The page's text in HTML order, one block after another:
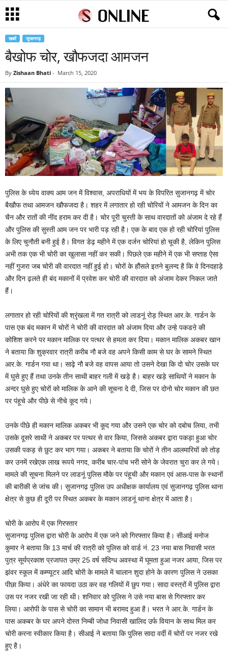
खबरें सुजानगढ़
बैखोफ चोर, खौफजदा आमजन
By Zishaan Bhati - March 15, 2020
पुलिस के ध्येय वाक्य आम जन में विश्वास, अपराधियों में भय के विपरित सुजानगढ़ में चोर
बैखौफ तथा आमजन खौफजदा है। शहर में लगातार हो रही चोरियों ने आमजन के दिन का
चैन और रातों की नींद हराम कर दी है। चोर पूरी चुस्ती के साथ वारदातों को अंजाम दे रहे हैं
और पुलिस की सुस्ती आम जन पर भारी पड़ रही है। एक के बाद एक हो रही चोरियां पुलिस
के लिए चुनौती बनी हुई है। विगत डेढ़ महीने में एक दर्जन चोरियां हो चूकी है, लेकिन पुलिस
अभी तक एक भी चोरी का खुलासा नहीं कर सकी। पिछले एक महीने में एक भी सप्ताह ऐसा
नहीं गुजरा जब चोरी की वारदात नहीं हुई हो। चोरों के हौंसले इतने बुलन्द है कि वे दिनदहाड़े
और दिन ढ़लते ही बंद मकानों में प्रवेश कर चोरी की वारदात को अंजाम देकर निकल जाते
हैं।
लगातार हो रही चोरियों की श्रृंखला में गत रात्री को लाडनूं रोड़ स्थित आर.के. गार्डन के
पास एक बंद मकान में चोरों ने चोरी की वारदात को अंजाम दिया और उन्हे पकडऩे की
कोशिश करने पर मकान मालिक पर पत्थर से हमला कर दिया। मकान मालिक अकबर खान
ने बताया कि शुक्रवार रात्री करीब नौ बजे वह अपने किसी काम से घर के सामने स्थित
आर.के. गार्डन गया था। साढ़े नौ बजे वह वापस आया तो उसने देखा कि दो चोर उसके घर
में घुसे हुए हैं तथा उनके तीन साथी बाहर गली में खड़े है। बाहर खड़े साथियों ने मकान के
अन्दर घुसे हुए चोरों को मालिक के आने की सूचना दे दी, जिस पर दोनो चोर मकान की छत
पर पंहूचे और पीछे से नीचे कूद गये।
उनके पीछे ही मकान मालिक अकबर भी कूद गया और उसने एक चोर को दबोच लिया, तभी
उसके दूसरे साथी ने अकबर पर पत्थर से वार किया, जिससे अकबर द्वारा पकड़ा हुआ चोर
उसकी पकड़ से छुट कर भाग गया। अकबर ने बताया कि चोरों ने तीन आलमारियों को तोड़
कर उनमें रखेएक लाख रूपये नगद, करीब चार-पांच भरी सोने के जेवरात चुरा कर ले गये।
मामले की सूचना मिलने पर लाडनूं पुलिस मौके पर पंहूची और मकान एवं आस-पास के स्थानों
की बारीकी से जांच की। सुजानगढ़ पुलिस उप अधीक्षक कार्यालय एवं सुजानगढ़ पुलिस थाना
क्षेत्र से कुछ ही दूरी पर स्थित अकबर के मकान लाडनूं थाना क्षेत्र में आता है।
चोरी के आरोप में एक गिरफ्तार
सुजानगढ़ पुलिस द्वारा चोरी के आरोप में एक जने को गिरफ्तार किया है। सीआई मनोज
कुमार ने बताया कि 13 मार्च की रात्री को पुलिस को वार्ड नं. 23 नया बास निवासी भरत
पुत्र सूर्यप्रकाश प्रजापत उम्र 25 वर्ष संदिग्ध अवस्था में घूमता हुआ नजर आया, जिस पर
झंवर स्कूल में कम्प्यूटर आदि चोरी के मामले में चालान शुदा होने के कारण पुलिस ने उसका
पीछा किया। अंधेरे का फायदा उठा कर वह गलियों में छुप गया। सादा वस्त्रों में पुलिस द्वारा
उस पर नजर रखी जा रही थी। शनिवार को पुलिस ने उसे नया बास से गिरफ्तार कर
लिया। आरोपी के पास से चोरी का सामान भी बरामद हुआ है। भरत ने आर.के. गार्डन के
पास अकबर के घर अपने दोस्त निम्बी जोधा निवासी खालिद उर्फ वियान के साथ मिल कर
चोरी करना स्वीकार किया है। सीआई ने बताया कि पुलिस सादा वर्दी में चोरों पर नजर रखे
हुए है।